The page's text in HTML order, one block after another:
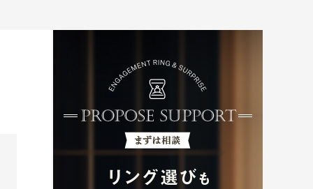
婚約指輪
マッチング診断
プロポーズプラン検索